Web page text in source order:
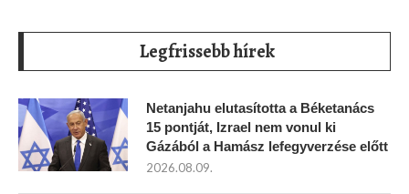
Legfrissebb hírek
Netanjahu elutasította a Béketanács
15 pontját, Izrael nem vonul ki
Gázából a Hamász lefegyverzése előtt
2026.08.09.